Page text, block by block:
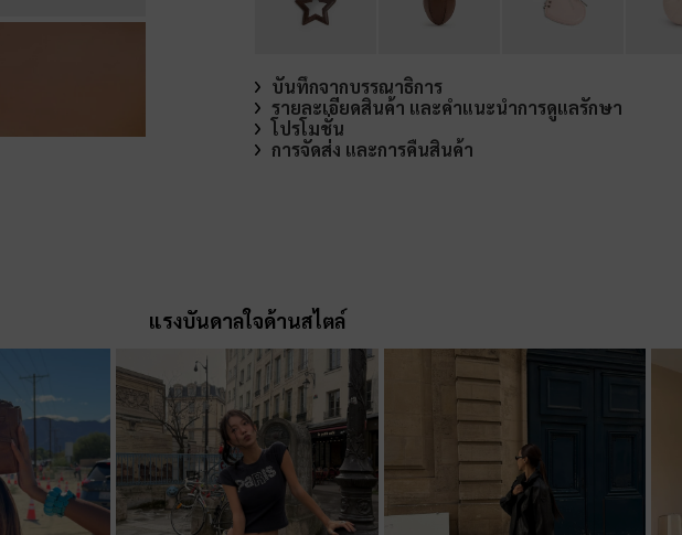
บันทึกจากบรรณาธิการ
รายละเอียดสินค้า และคำแนะนำการดูแลรักษา
โปรโมชั่น
การจัดส่ง และการคืนสินค้า
แรงบันดาลใจด้านสไตล์